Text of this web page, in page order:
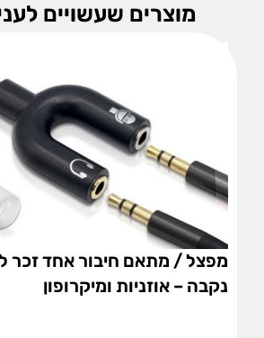
מוצרים שעשויים
מפצל / מתאם חיבור אחד זכר
נקבה – אוזניות ומיקרופון